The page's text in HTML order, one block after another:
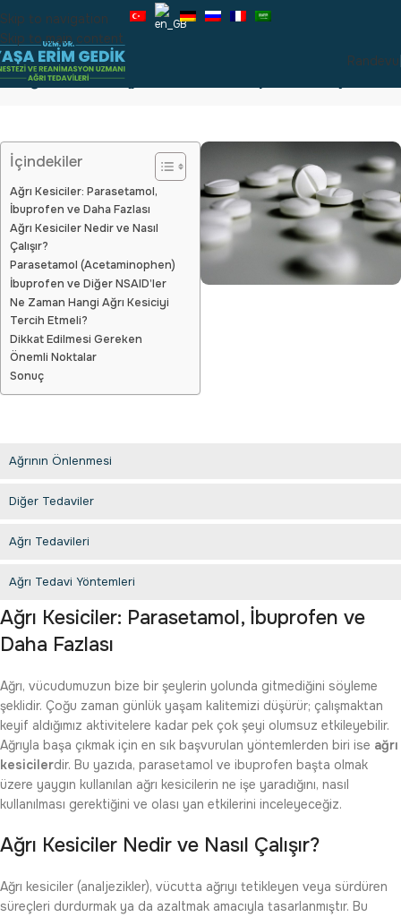
Skip to navigation
Skip to main content
Randevu
Ağrı kesiciler (parasetamol, ibuprofen vb.)
İçindekiler
Ağrı Kesiciler: Parasetamol,
İbuprofen ve Daha Fazlası
Ağrı Kesiciler Nedir ve Nasıl
Çalışır?
Parasetamol (Acetaminophen)
İbuprofen ve Diğer NSAID’ler
Ne Zaman Hangi Ağrı Kesiciyi
Tercih Etmeli?
Dikkat Edilmesi Gereken
Önemli Noktalar
Sonuç
Ağrının Önlenmesi
Diğer Tedaviler
Ağrı Tedavileri
Ağrı Tedavi Yöntemleri
Ağrı Kesiciler: Parasetamol, İbuprofen ve
Daha Fazlası
Ağrı, vücudumuzun bize bir şeylerin yolunda gitmediğini söyleme
şeklidir. Çoğu zaman günlük yaşam kalitemizi düşürür; çalışmaktan
keyif aldığımız aktivitelere kadar pek çok şeyi olumsuz etkileyebilir.
Ağrıyla başa çıkmak için en sık başvurulan yöntemlerden biri ise ağrı
kesicilerdir. Bu yazıda, parasetamol ve ibuprofen başta olmak
üzere yaygın kullanılan ağrı kesicilerin ne işe yaradığını, nasıl
kullanılması gerektiğini ve olası yan etkilerini inceleyeceğiz.
Ağrı Kesiciler Nedir ve Nasıl Çalışır?
Ağrı kesiciler (analjezikler), vücutta ağrıyı tetikleyen veya sürdüren
süreçleri durdurmak ya da azaltmak amacıyla tasarlanmıştır. Bu